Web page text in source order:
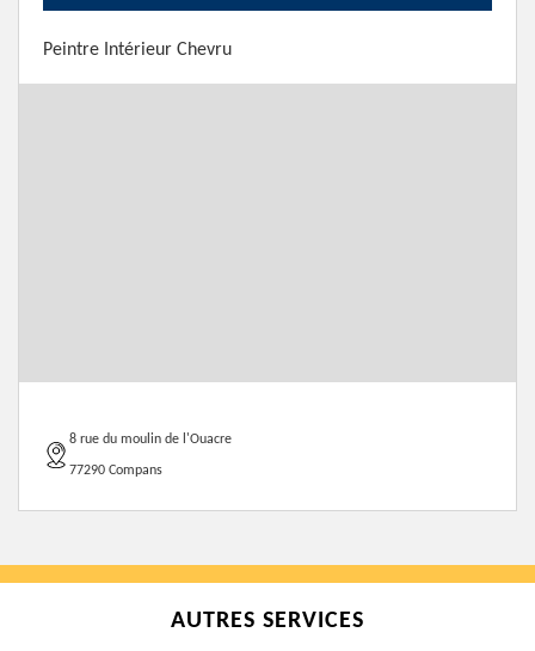
Peintre Intérieur Chevru
8 rue du moulin de l'Ouacre
77290 Compans
AUTRES SERVICES